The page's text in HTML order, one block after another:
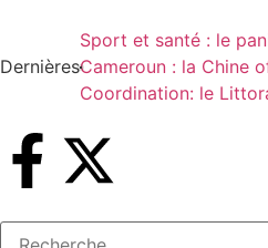
Dernières
Sport et santé : le
Cameroun : la Chine
Coordination: le